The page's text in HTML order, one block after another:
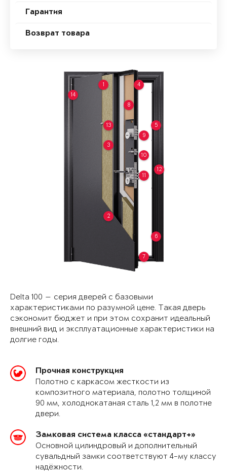
Гарантия
Возврат товара
1
2
3
4
5
6
7
8
9
10
11
12
13
14
Delta 100 — серия дверей с базовыми
характеристиками по разумной цене. Такая дверь
сэкономит бюджет и при этом сохранит идеальный
внешний вид и эксплуатационные характеристики на
долгие годы.
Прочная конструкция
Полотно с каркасом жесткости из
композитного материала, полотно толщиной
90 мм, холоднокатаная сталь 1,2 мм в полотне
двери.
Замковая система класса «стандарт+»
Основной цилиндровый и дополнительный
сувальдный замки соответствуют 4-му классу
надёжности.